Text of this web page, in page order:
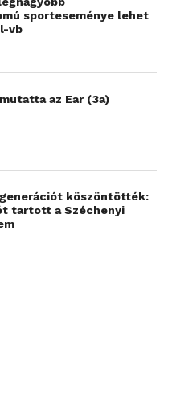
sporteseménye lehet
vb
az Ear (3a)
köszöntötték:
tartott a Széchenyi